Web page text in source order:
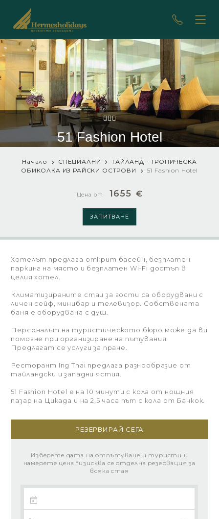
51 Fashion Hotel
Начало СПЕЦИАЛНИ
ТАЙЛАНД - ТРОПИЧЕСКА
ОБИКОЛКА ИЗ РАЙСКИ ОСТРОВИ
51 Fashion Hotel
Цена от 1655 €
ЗАПИТВАНЕ
Хотелът предлага открит басейн, безплатен
паркинг на място и безплатен Wi-Fi достъп в
целия хотел.
Климатизираните стаи за гости са оборудвани с
личен сейф, минибар и телевизор. Собствената
баня е оборудвана с душ.
Персоналът на туристическото бюро може да ви
помогне при организиране на пътувания.
Предлагат се услуги за пране.
Ресторант Ing Thai предлага разнообразие от
тайландски и западни ястия.
51 Fashion Hotel е на 10 минути с кола от нощния
пазар на Цикада и на 2,5 часа път с кола от Банкок.
РЕЗЕРВИРАЙ СЕГА
Изберете дата на отпътуване и туристи и
намерете цена *изисква се отделна резервация за
всяка стая